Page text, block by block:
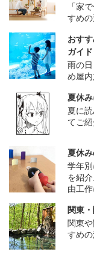
「家
すめ
おす
ガイド
雨の
め屋
夏休
夏に
てご紹
夏休
学年
を紹
由工
関東
関東
すめ